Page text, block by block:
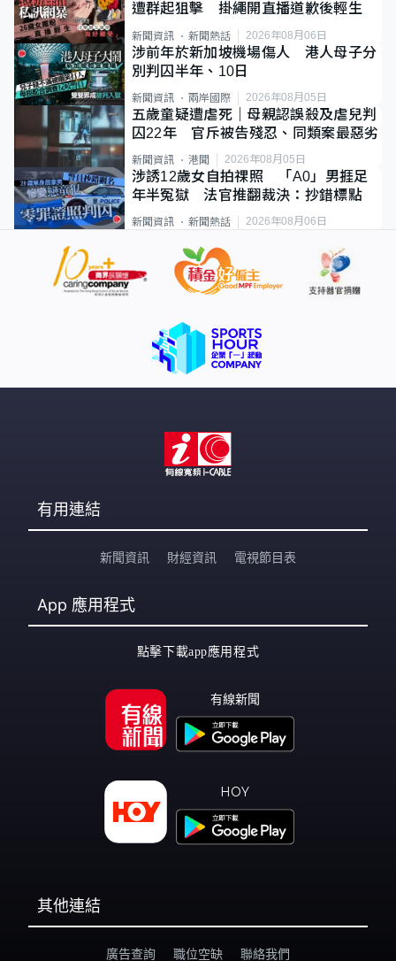
遭群起狙擊 掛繩開直播道歉後輕生
新聞資訊 新聞熱話 2026年08月06日
涉前年於新加坡機場傷人 港人母子分
別判囚半年、10日
新聞資訊 兩岸國際 2026年08月05日
五歲童疑遭虐死｜母親認誤殺及虐兒判
囚22年 官斥被告殘忍、同類案最惡劣
新聞資訊 港聞 2026年08月05日
涉誘12歲女自拍祼照 「A0」男捱足
年半冤獄 法官推翻裁決：抄錯標點
新聞資訊 新聞熱話 2026年08月06日
有用連結
新聞資訊 財經資訊 電視節目表
App 應用程式
點擊下載app應用程式
有線新聞
HOY
其他連結
廣告查詢 職位空缺 聯絡我們